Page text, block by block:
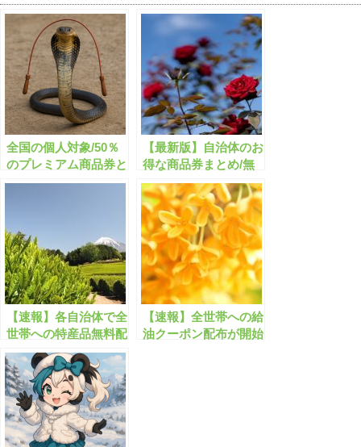
全国の個人対象/50％
のプレミアム商品券と
は？
【最新版】自治体のお
得な商品券まとめ/無
料配布・50%プレミア
ム など
【速報】各自治体で全
世帯への特産品無料配
布が開始します！
【速報】全世帯への給
油クーポン配布が開始